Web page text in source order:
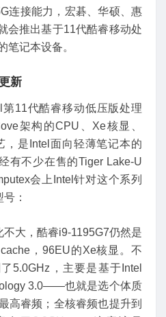
连接能力，宏碁、华硕、惠
会推出基于11代酷睿移动处
笔记本设备。
新
11代酷睿移动低压版处理
架构的CPU、Xe核显、
，是Intel面向轻薄笔记本的
有不少在售的Tiger Lake-U
会上Intel针对这个系列
：
大，酷睿i9-1195G7仍然是
，96EU的Xe核显。不
5.0GHz，主要是基于Intel
3.0——也就是选个体质
高睿频；全核睿频也提升到